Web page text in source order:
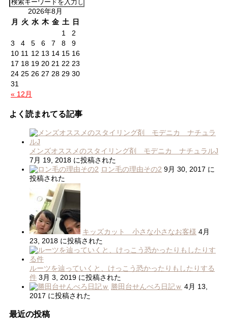
2026年8月
月
火 水 木 金 土 日
« 12月
1
2
3
4 5 6 7 8
9
10 11 12 13 14 15 16
17 18 19 20 21 22 23
24 25 26 27 28 29 30
31
よく読まれてる記事
メンズオススメのスタイリング剤 モデニカ ナチュラルJ
7月 19, 2018 に投稿された
ロン毛の理由その2 9月 30, 2017 に
投稿された
キッズカット 小さな小さなお客様 4月
23, 2018 に投稿された
ルーツを辿っていくと、けっこう恐かったりもしたりする
件 3月 3, 2019 に投稿された
勝田台せんべろ日記ｗ 4月 13,
2017 に投稿された
最近の投稿